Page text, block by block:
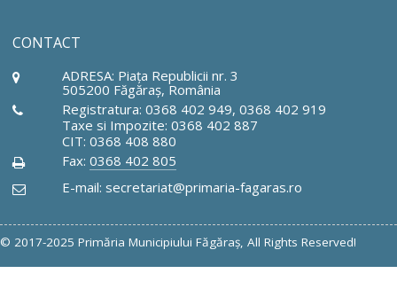
CONTACT
ADRESA: Piaţa Republicii nr. 3
505200 Făgăraş, România
Registratura: 0368 402 949, 0368 402 919
Taxe si Impozite: 0368 402 887
CIT: 0368 408 880
Fax: 0368 402 805
E-mail: secretariat@primaria-fagaras.ro
© 2017-2025 Primăria Municipiului Făgăraş, All Rights Reserved!